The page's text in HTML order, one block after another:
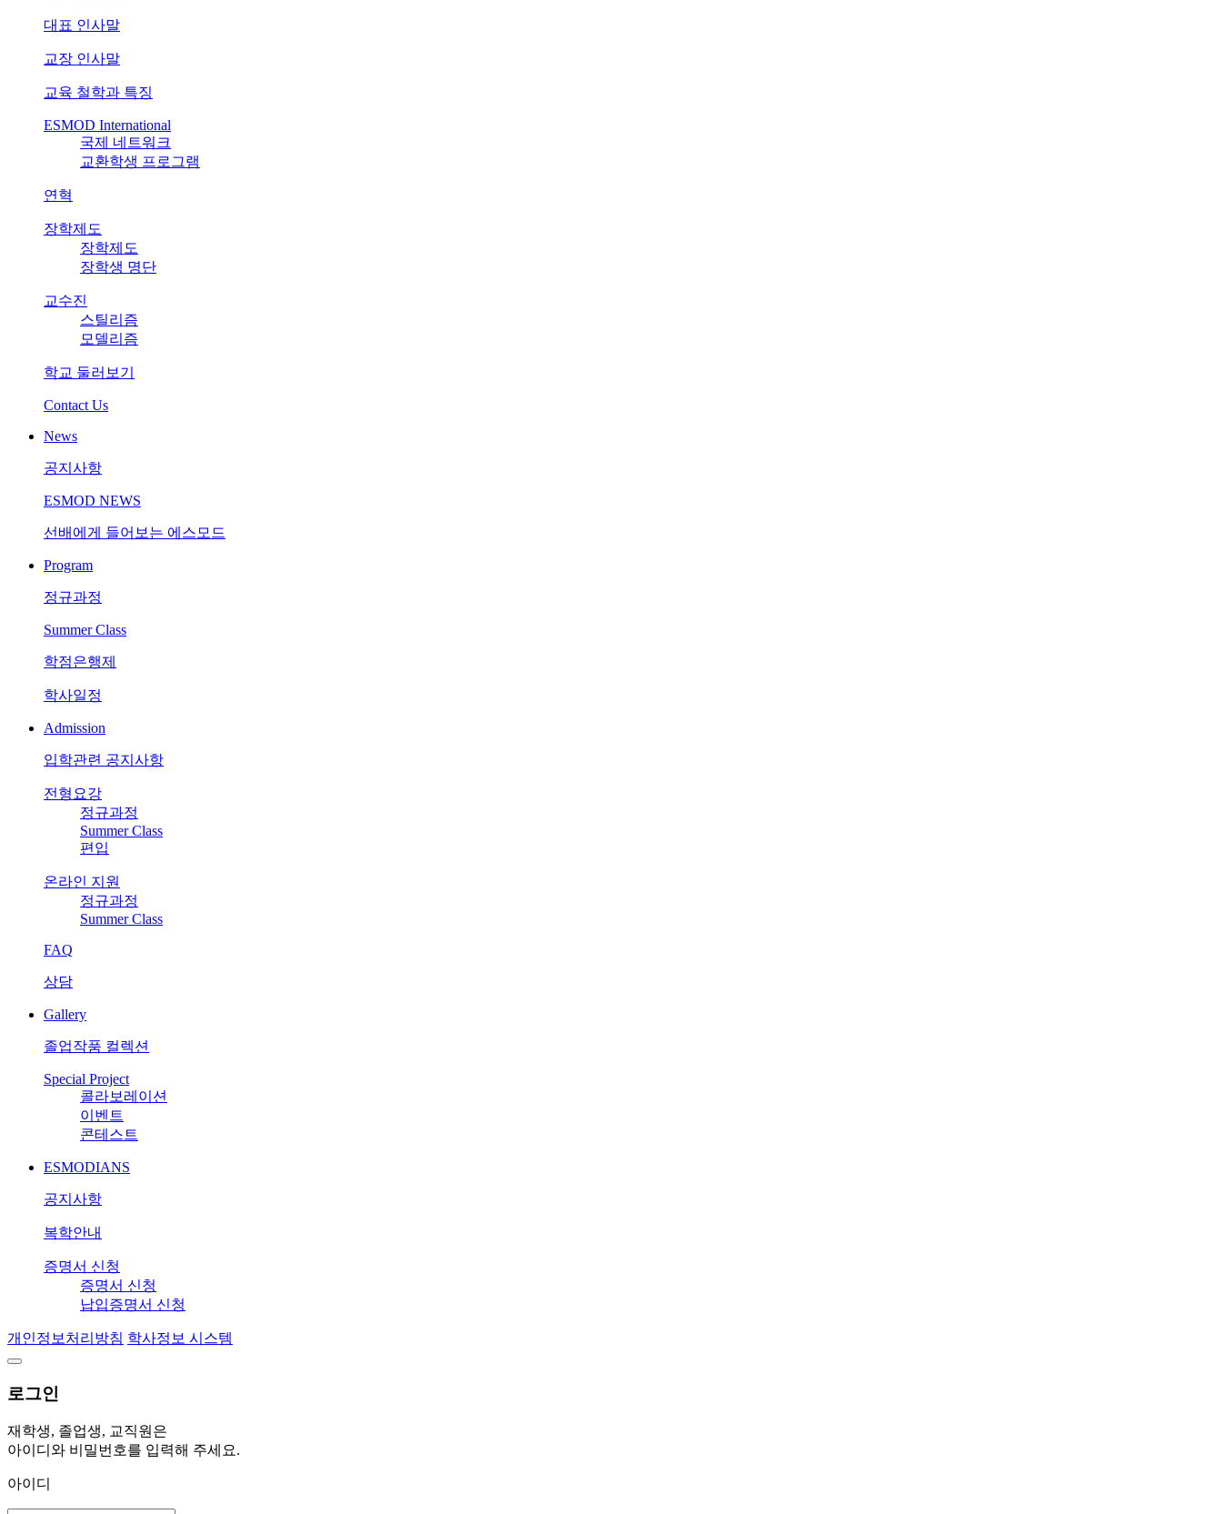
대표 인사말
교장 인사말
교육 철학과 특징
ESMOD International
국제 네트워크
교환학생 프로그램
연혁
장학제도
장학제도
장학생 명단
교수진
스틸리즘
모델리즘
학교 둘러보기
Contact Us
News
공지사항
ESMOD NEWS
선배에게 들어보는 에스모드
Program
정규과정
Summer Class
학점은행제
학사일정
Admission
입학관련 공지사항
전형요강
정규과정
Summer Class
편입
온라인 지원
정규과정
Summer Class
FAQ
상담
Gallery
졸업작품 컬렉션
Special Project
콜라보레이션
이벤트
콘테스트
ESMODIANS
공지사항
복학안내
증명서 신청
증명서 신청
납입증명서 신청
개인정보처리방침 학사정보 시스템
로그인
재학생, 졸업생, 교직원은
아이디와 비밀번호를 입력해 주세요.
아이디